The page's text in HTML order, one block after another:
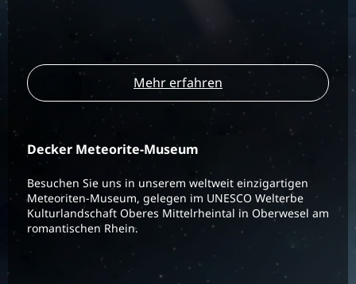
Mehr erfahren
Decker Meteorite-Museum
Besuchen Sie uns in unserem weltweit einzigartigen
Meteoriten-Museum, gelegen im UNESCO Welterbe
Kulturlandschaft Oberes Mittelrheintal in Oberwesel am
romantischen Rhein.